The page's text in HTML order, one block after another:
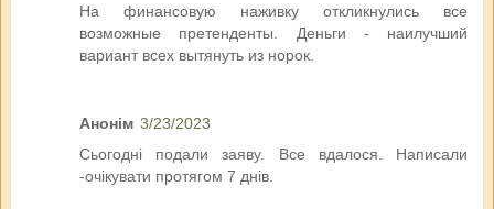
На финансовую наживку откликнулись все
возможные претенденты. Деньги - наилучший
вариант всех вытянуть из норок.
Анонім 3/23/2023
Сьогодні подали заяву. Все вдалося. Написали
-очікувати протягом 7 днів.